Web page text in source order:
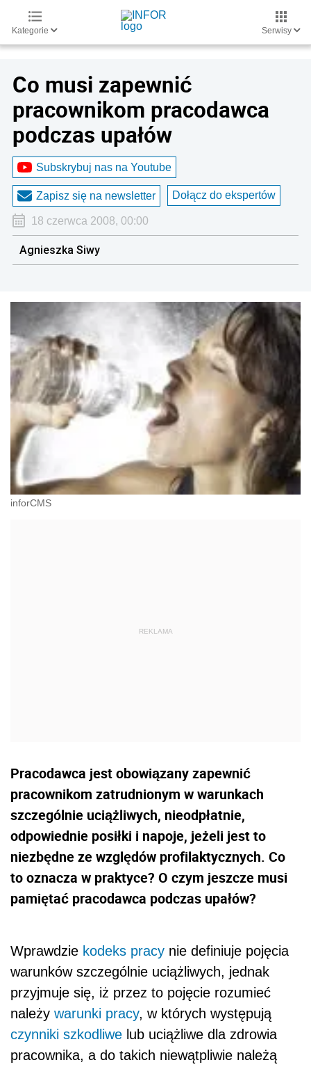
Kategorie Serwisy
Co musi zapewnić
pracownikom pracodawca
podczas upałów
Subskrybuj nas na Youtube
Zapisz się na newsletter Dołącz do ekspertów
18 czerwca 2008, 00:00
Agnieszka Siwy
inforCMS
Pracodawca jest obowiązany zapewnić
pracownikom zatrudnionym w warunkach
szczególnie uciążliwych, nieodpłatnie,
odpowiednie posiłki i napoje, jeżeli jest to
niezbędne ze względów profilaktycznych. Co
to oznacza w praktyce? O czym jeszcze musi
pamiętać pracodawca podczas upałów?
Wprawdzie kodeks pracy nie definiuje pojęcia
warunków szczególnie uciążliwych, jednak
przyjmuje się, iż przez to pojęcie rozumieć
należy warunki pracy, w których występują
czynniki szkodliwe lub uciążliwe dla zdrowia
pracownika, a do takich niewątpliwie należą